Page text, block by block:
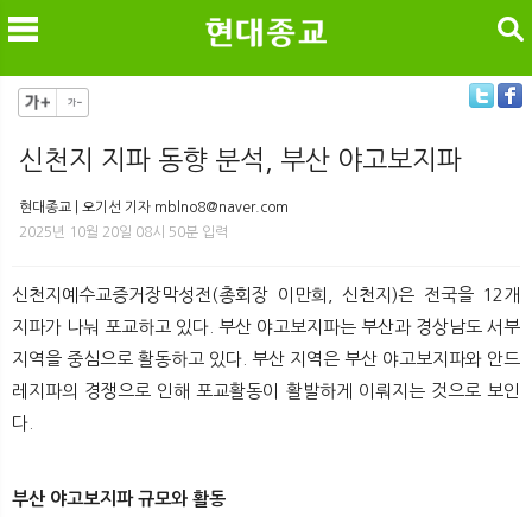
검색
신천지 지파 동향 분석, 부산 야고보지파
현대종교 | 오기선 기자 mblno8@naver.com
2025년 10월 20일 08시 50분 입력
신천지예수교증거장막성전(총회장 이만희, 신천지)은 전국을 12개
지파가 나눠 포교하고 있다. 부산 야고보지파는 부산과 경상남도 서부
지역을 중심으로 활동하고 있다. 부산 지역은 부산 야고보지파와 안드
레지파의 경쟁으로 인해 포교활동이 활발하게 이뤄지는 것으로 보인
다.
부산 야고보지파 규모와 활동